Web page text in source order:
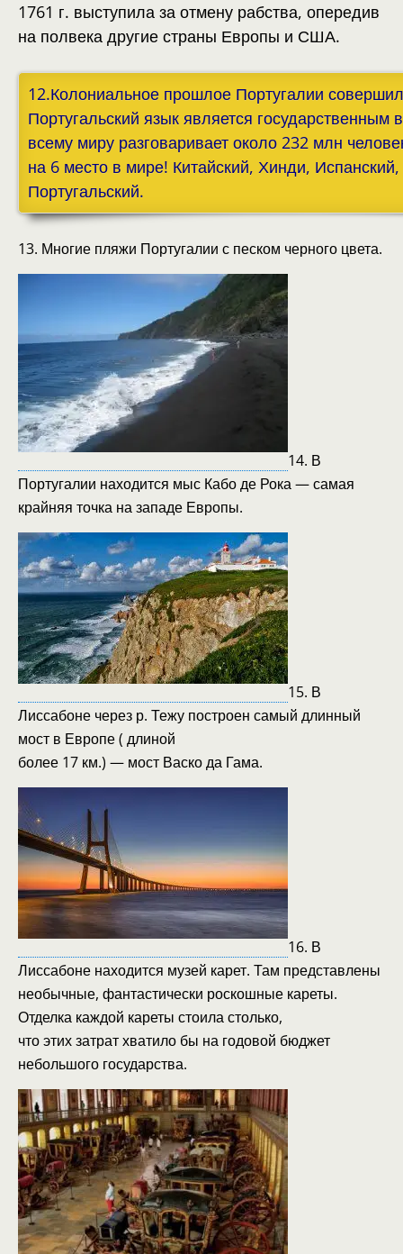
1761 г. выступила за отмену рабства, опередив
на полвека другие страны Европы и США.
12.Колониальное прошлое Португалии
Португальский язык является государственным
всему миру разговаривает около 232 млн
на 6 место в мире! Китайский, Хинди,
Португальский.
13. Многие пляжи Португалии с песком черного цвета.
14. В
Португалии находится мыс Кабо де Рока — самая
крайняя точка на западе Европы.
15. В
Лиссабоне через р. Тежу построен самый длинный
мост в Европе ( длиной
более 17 км.) — мост Васко да Гама.
16. В
Лиссабоне находится музей карет. Там представлены
необычные, фантастически роскошные кареты.
Отделка каждой кареты стоила столько,
что этих затрат хватило бы на годовой бюджет
небольшого государства.